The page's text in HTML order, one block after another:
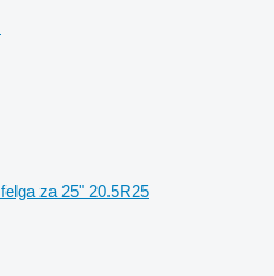
felga za 25" 20.5R25